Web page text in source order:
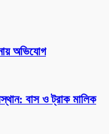
অভিযোগ
বাস ও ট্রাক মালিক